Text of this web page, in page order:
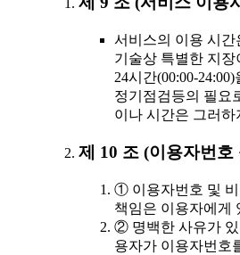
서비스의 이용 시간
기술상 특별한 지장
24시간(00:00-
정기점검등의 필요
이나 시간은 그러하
제 10 조 (이용자번호
① 이용자번호 및 비
책임은 이용자에게
② 명백한 사유가 있
용자가 이용자번호